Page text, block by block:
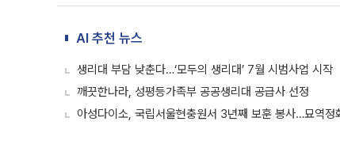
AI 추천 뉴스
생리대 부담 낮춘다…‘모두의 생리대’ 7월 시범사업 시작
깨끗한나라, 성평등가족부 공공생리대 공급사 선정
아성다이소, 국립서울현충원서 3년째 보훈 봉사…묘역정